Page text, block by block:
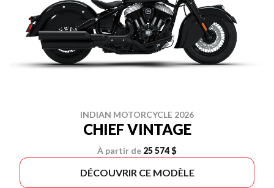
INDIAN MOTORCYCLE 2026
CHIEF VINTAGE
À partir de 25 574 $
DÉCOUVRIR CE MODÈLE